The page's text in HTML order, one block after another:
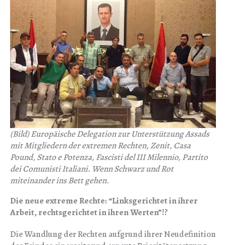
(Bild) Europäische Delegation zur Unterstützung Assads
mit Mitgliedern der extremen Rechten, Zenit, Casa
Pound, Stato e Potenza, Fascisti del III Milennio, Partito
dei Comunisti Italiani. Wenn Schwarz und Rot
miteinander ins Bett gehen.
Die neue extreme Rechte: “Linksgerichtet in ihrer
Arbeit, rechtsgerichtet in ihren Werten”!?
Die Wandlung der Rechten aufgrund ihrer Neudefinition